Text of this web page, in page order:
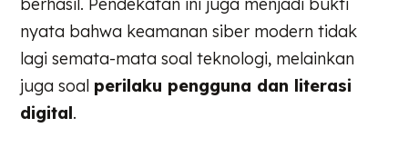
berhasil. Pendekatan ini juga menjadi bukti
nyata bahwa keamanan siber modern tidak
lagi semata-mata soal teknologi, melainkan
juga soal perilaku pengguna dan literasi
digital.